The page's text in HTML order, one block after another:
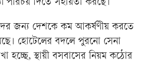
পরিচয় দিতে সহায়তা করছে।
জন্য দেশকে কম আকর্ষণীয় করতে
হোটেলের বদলে পুরনো সেনা
হচ্ছে, স্থায়ী বসবাসের নিয়ম কঠোর